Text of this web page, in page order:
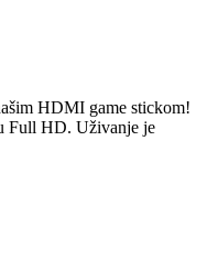
HDMI game stickom!
Full HD. Uživanje je